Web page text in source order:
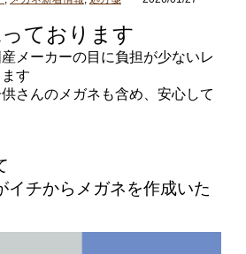
ております
メーカーの目に負担が少ないレ
す
供さんのメガネも含め、安心して
イチからメガネを作成いた